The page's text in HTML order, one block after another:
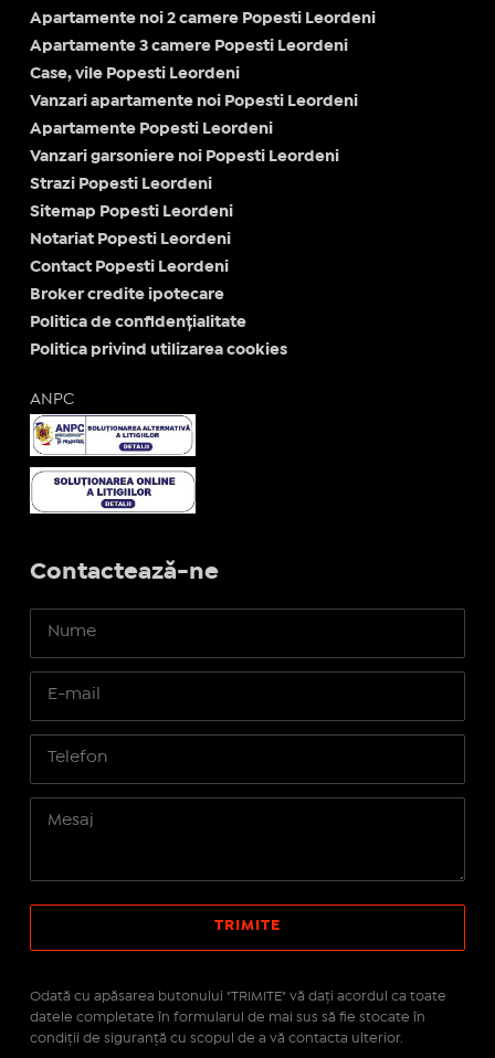
Apartamente noi 2 camere Popesti Leordeni
Apartamente 3 camere Popesti Leordeni
Case, vile Popesti Leordeni
Vanzari apartamente noi Popesti Leordeni
Apartamente Popesti Leordeni
Vanzari garsoniere noi Popesti Leordeni
Strazi Popesti Leordeni
Sitemap Popesti Leordeni
Notariat Popesti Leordeni
Contact Popesti Leordeni
Broker credite ipotecare
Politica de confidențialitate
Politica privind utilizarea cookies
ANPC
Contactează-ne
Odată cu apăsarea butonului "TRIMITE" vă daţi acordul ca toate
datele completate în formularul de mai sus să fie stocate în
condiţii de siguranţă cu scopul de a vă contacta ulterior.